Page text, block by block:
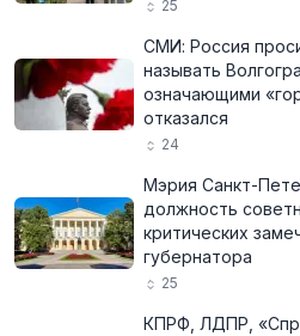
25
СМИ: Россия
называть
означающими
отказался
24
Мэрия Санкт-
должность
критических
губернатора
25
КПРФ, ЛДПР,